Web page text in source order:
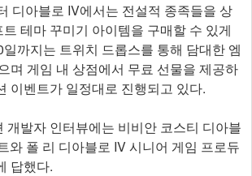
디아블로 IV에서는 전설적 종족들을 상
테마 꾸미기 아이템을 구매할 수 있게
까지는 트위치 드롭스를 통해 담대한 엠
며 게임 내 상점에서 무료 선물을 제공하
이벤트가 일정대로 진행되고 있다.
개발자 인터뷰에는 비비안 코스티 디아블
와 폴 리 디아블로 IV 시니어 게임 프로듀
답했다.